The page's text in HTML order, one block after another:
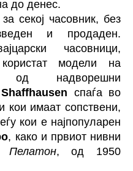
до денес.
секој часовник, без
и продаден.
часовници,
модели на
од надворешни
спаѓа во
кои имаат сопствени,
кои е најпопуларен
, како и првиот нивни
Пелатон, од 1950